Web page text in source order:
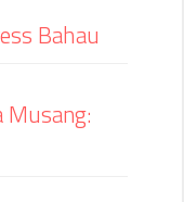
Bahau
Musang: